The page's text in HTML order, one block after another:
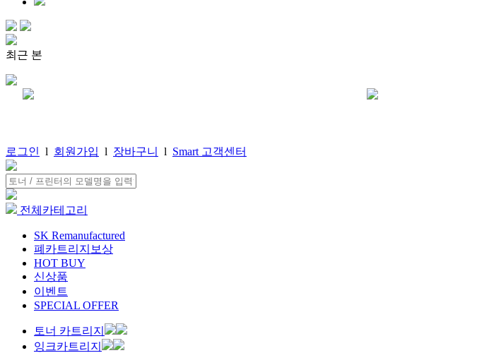
최근 본
로그인 l 회원가입 l 장바구니 l Smart 고객센터
전체카테고리
SK Remanufactured
폐카트리지보상
HOT BUY
신상품
이벤트
SPECIAL OFFER
토너 카트리지
잉크카트리지